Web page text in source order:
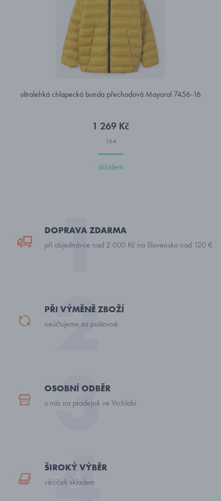
ultralehká chlapecká bunda přechodová Mayoral 7456-16
1 269 Kč
164
skladem
DOPRAVA ZDARMA
při objednávce nad 2 000 Kč na Slovensko nad 120 €
PŘI VÝMĚNĚ ZBOŽÍ
neúčtujeme za poštovné
OSOBNÍ ODBĚR
u nás na prodejně ve Vrchlabí
ŠIROKÝ VÝBĚR
věciček skladem